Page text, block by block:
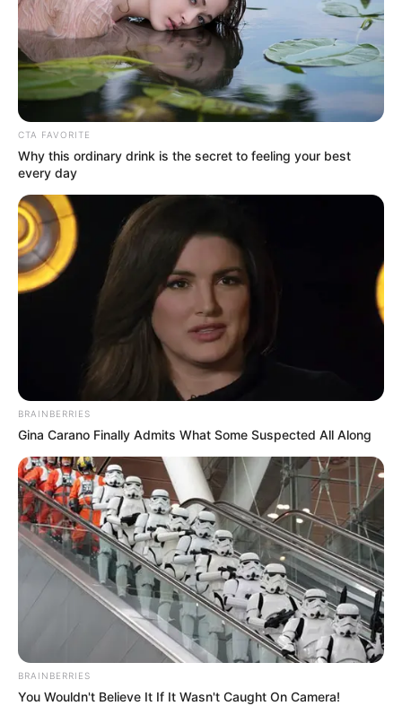
siempre
dermatólogo antes de iniciar cualquier
tratamiento, especialmente si la verruga cambia
de color, tamaño o causa molestias.
Evite aplicar la mezcla en piel dañada o irritada
para prevenir infecciones.
pequeña cantidad de la mezcla en otra zona de la
piel.
Mantenga una higiene adecuada para evitar la
propagación del virus.
Conclusión
La combinación de
avena, limón y
mielpuede ser una opción casera y económica
para intentar la eliminación gradual de verrugas
pequeñas y superficiales. Sin embargo, su
eficacia no está garantizada para todos los casos
y no debe sustituir la valoración médica
profesional. Para obtener resultados seguros y
efectivos, la consulta con un especialista es
fundamental.
CTA FAVORITE
Why this ordinary drink is the secret to feeling your best
every day
BRAINBERRIES
Gina Carano Finally Admits What Some Suspected All Along
BRAINBERRIES
You Wouldn't Believe It If It Wasn't Caught On Camera!